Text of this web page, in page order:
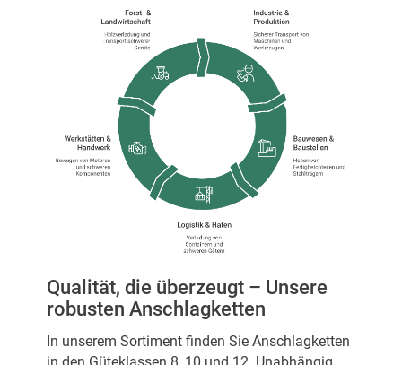
Qualität, die überzeugt – Unsere
robusten Anschlagketten
In unserem Sortiment finden Sie Anschlagketten